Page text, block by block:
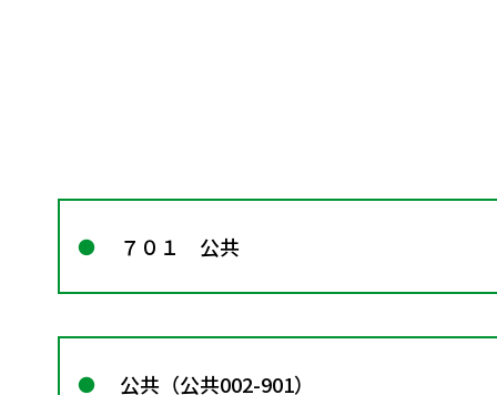
７０１ 公共
公共（公共002-901）